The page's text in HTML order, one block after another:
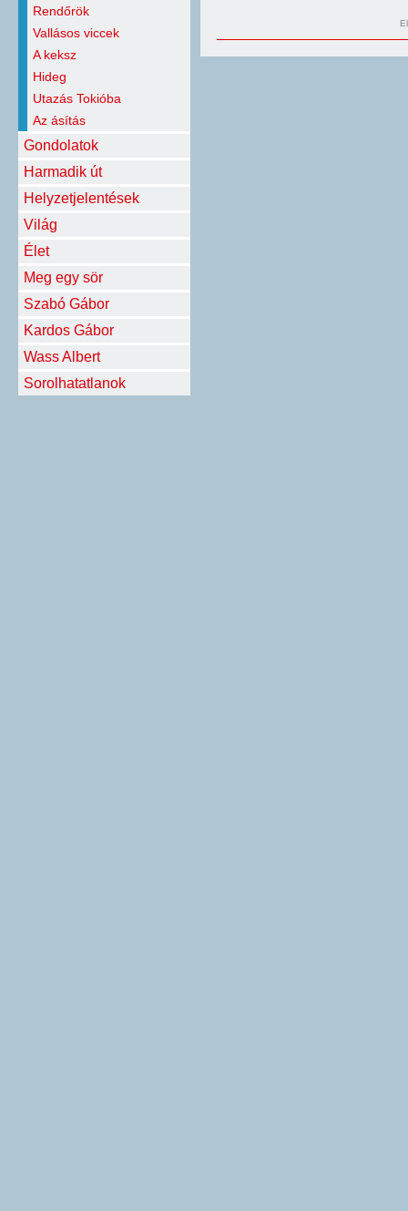
Rendőrök
Vallásos viccek
A keksz
Hideg
Utazás Tokióba
Az ásítás
Gondolatok
Harmadik út
Helyzetjelentések
Világ
Élet
Meg egy sör
Szabó Gábor
Kardos Gábor
Wass Albert
Sorolhatatlanok